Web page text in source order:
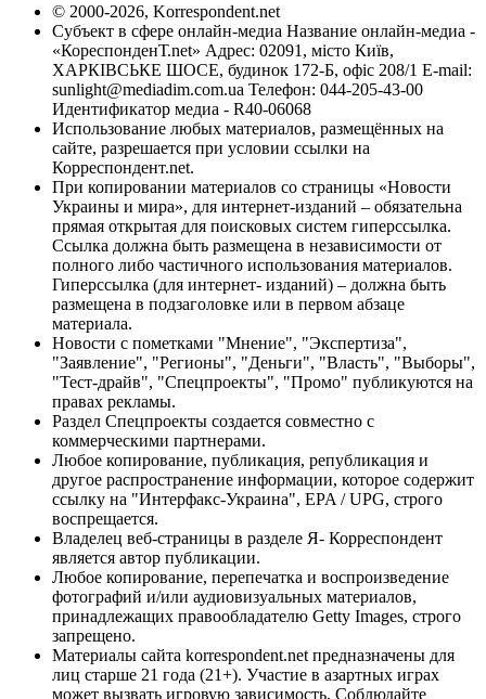
© 2000-2026, Korrespondent.net
Субъект в сфере онлайн-медиа Название онлайн-медиа -
«КореспонденТ.net» Адрес: 02091, місто Київ,
ХАРКІВСЬКЕ ШОСЕ, будинок 172-Б, офіс 208/1 E-mail:
sunlight@mediadim.com.ua Телефон: 044-205-43-00
Идентификатор медиа - R40-06068
Использование любых материалов, размещённых на
сайте, разрешается при условии ссылки на
Корреспондент.net.
При копировании материалов со страницы «Новости
Украины и мира», для интернет-изданий – обязательна
прямая открытая для поисковых систем гиперссылка.
Ссылка должна быть размещена в независимости от
полного либо частичного использования материалов.
Гиперссылка (для интернет- изданий) – должна быть
размещена в подзаголовке или в первом абзаце
материала.
Новости с пометками "Мнение", "Экспертиза",
"Заявление", "Регионы", "Деньги", "Власть", "Выборы",
"Тест-драйв", "Спецпроекты", "Промо" публикуются на
правах рекламы.
Раздел Спецпроекты создается совместно с
коммерческими партнерами.
Любое копирование, публикация, републикация и
другое распространение информации, которое содержит
ссылку на "Интерфакс-Украина", EPA / UPG, строго
воспрещается.
Владелец веб-страницы в разделе Я- Корреспондент
является автор публикации.
Любое копирование, перепечатка и воспроизведение
фотографий и/или аудиовизуальных материалов,
принадлежащих правообладателю Getty Images, строго
запрещено.
Материалы сайта korrespondent.net предназначены для
лиц старше 21 года (21+). Участие в азартных играх
может вызвать игровую зависимость. Соблюдайте